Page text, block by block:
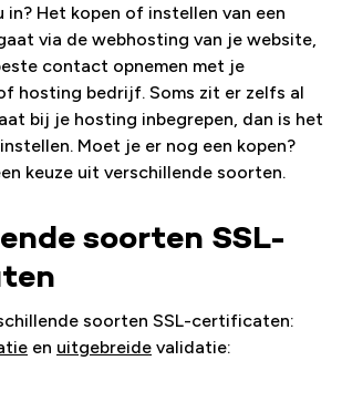
in? Het kopen of instellen van een
via de webhosting van je website,
contact opnemen met je
hosting bedrijf. Soms zit er zelfs al
bij je hosting inbegrepen, dan is het
Moet je er nog een kopen?
keuze uit verschillende soorten.
soorten SSL-
soorten SSL-certificaten:
en uitgebreide validatie: